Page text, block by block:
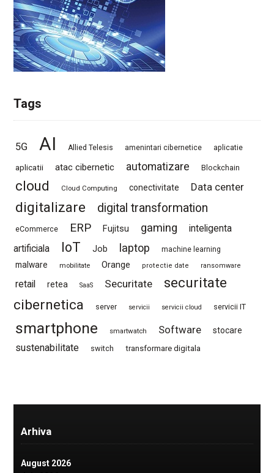
Tags
5G AI Allied Telesis amenintari cibernetice aplicatie
aplicatii atac cibernetic automatizare Blockchain
cloud Cloud Computing conectivitate Data center
digitalizare digital transformation
eCommerce ERP Fujitsu gaming
inteligenta
artificiala
IoT Job laptop machine learning
malware mobilitate Orange protectie date ransomware
retail retea SaaS Securitate
securitate
cibernetica
server servicii servicii cloud servicii IT
smartphone smartwatch Software stocare
sustenabilitate switch transformare digitala
Arhiva
August 2026